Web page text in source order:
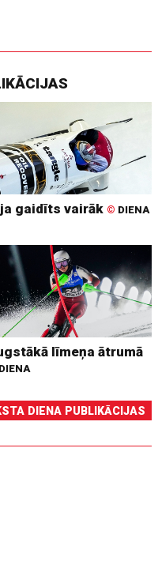
gaidīts vairāk © DIENA
līmeņa ātrumā
DIENA
DIENA PUBLIKĀCIJAS